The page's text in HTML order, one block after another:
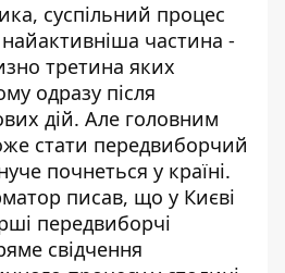
суспільний процес
частина -
третина яких
одразу після
дій. Але головним
стати передвиборчий
почнеться у країні.
писав, що у Києві
передвиборчі
свідчення